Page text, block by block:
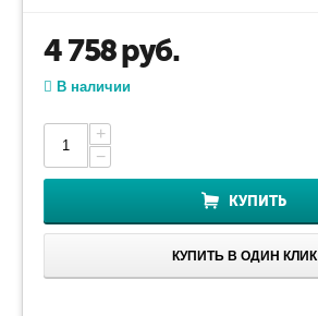
4 758руб.
В наличии
+
−
КУПИТЬ
КУПИТЬ В ОДИН КЛИК